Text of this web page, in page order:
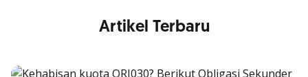
Artikel Terbaru